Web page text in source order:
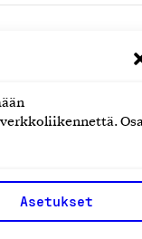
Osa
Asetukset